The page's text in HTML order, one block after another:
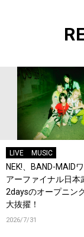
LIVE MUSIC
NEK!、BAND-MAID
アーファイナル日本
2daysのオープニン
大抜擢！
2026/7/31